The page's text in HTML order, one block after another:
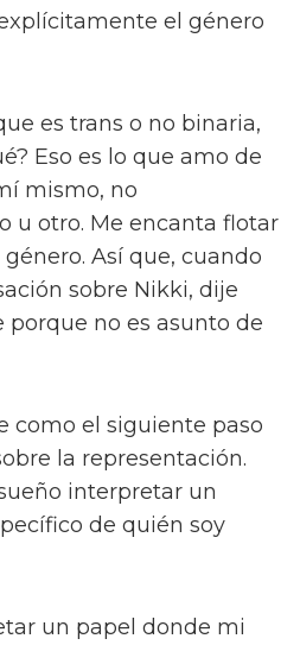
el género
es trans o no binaria,
Eso es lo que amo de
mismo, no
u otro. Me encanta flotar
Así que, cuando
sobre Nikki, dije
porque no es asunto de
como el siguiente paso
la representación.
interpretar un
de quién soy
un papel donde mi